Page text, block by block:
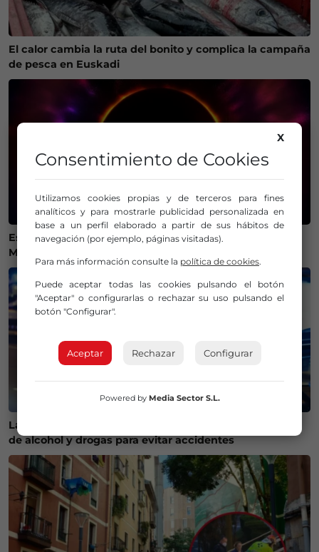
El calor cambia la ruta del bonito y complica la campaña
de pesca en Euskadi
Estos son los mejores lugares de Bizkaia y Las
Merindades para ver el eclipse del 12 de agosto
La Policía Municipal de Bilbao intensifica los controles
de alcohol y drogas para evitar accidentes
X
Consentimiento de Cookies
Utilizamos cookies propias y de terceros para fines
analíticos y para mostrarle publicidad personalizada en
base a un perfil elaborado a partir de sus hábitos de
navegación (por ejemplo, páginas visitadas).
Para más información consulte la política de cookies.
Puede aceptar todas las cookies pulsando el botón
"Aceptar" o configurarlas o rechazar su uso pulsando el
botón "Configurar".
Aceptar Rechazar Configurar
Powered by Media Sector S.L.